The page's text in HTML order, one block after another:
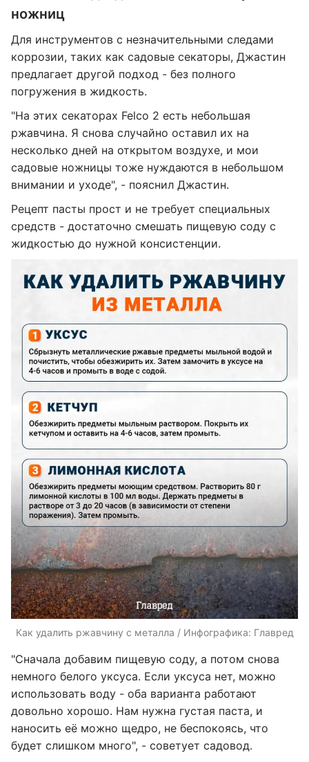
ножниц
Для инструментов с незначительными следами
коррозии, таких как садовые секаторы, Джастин
предлагает другой подход - без полного
погружения в жидкость.
"На этих секаторах Felco 2 есть небольшая
ржавчина. Я снова случайно оставил их на
несколько дней на открытом воздухе, и мои
садовые ножницы тоже нуждаются в небольшом
внимании и уходе", - пояснил Джастин.
Рецепт пасты прост и не требует специальных
средств - достаточно смешать пищевую соду с
жидкостью до нужной консистенции.
Как удалить ржавчину с металла / Инфографика: Главред
"Сначала добавим пищевую соду, а потом снова
немного белого уксуса. Если уксуса нет, можно
использовать воду - оба варианта работают
довольно хорошо. Нам нужна густая паста, и
наносить её можно щедро, не беспокоясь, что
будет слишком много", - советует садовод.